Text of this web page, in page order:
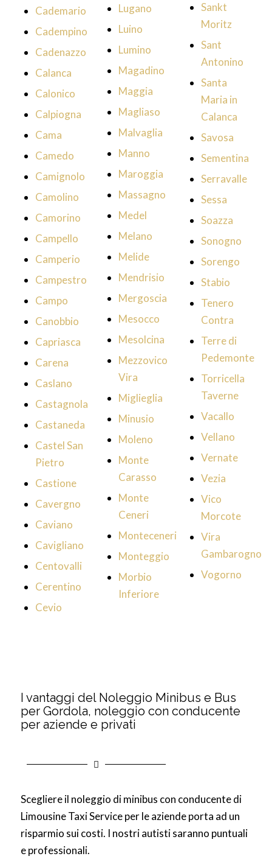
Cademario
Cadempino
Cadenazzo
Calanca
Calonico
Calpiogna
Cama
Camedo
Camignolo
Camolino
Camorino
Campello
Camperio
Campestro
Campo
Canobbio
Capriasca
Carena
Caslano
Castagnola
Castaneda
Castel San
Pietro
Castione
Cavergno
Caviano
Cavigliano
Centovalli
Cerentino
Cevio
Lugano
Luino
Lumino
Magadino
Maggia
Magliaso
Malvaglia
Manno
Maroggia
Massagno
Medel
Melano
Melide
Mendrisio
Mergoscia
Mesocco
Mesolcina
Mezzovico
Vira
Miglieglia
Minusio
Moleno
Monte
Carasso
Monte
Ceneri
Monteceneri
Monteggio
Morbio
Inferiore
Sankt
Moritz
Sant
Antonino
Santa
Maria in
Calanca
Savosa
Sementina
Serravalle
Sessa
Soazza
Sonogno
Sorengo
Stabio
Tenero
Contra
Terre di
Pedemonte
Torricella
Taverne
Vacallo
Vellano
Vernate
Vezia
Vico
Morcote
Vira
Gambarogno
Vogorno
I vantaggi del Noleggio Minibus e Bus
per Gordola, noleggio con conducente
per aziende e privati
Scegliere il noleggio di minibus con conducente di
Limousine Taxi Service per le aziende porta ad un
risparmio sui costi. I nostri autisti saranno puntuali
e professionali.